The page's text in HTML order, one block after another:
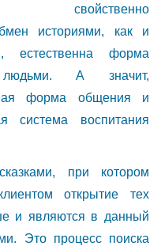
свойственно
историями, как и
естественна форма
людьми. А значит,
форма общения и
система воспитания
при котором
открытие тех
и являются в данный
Это процесс поиска